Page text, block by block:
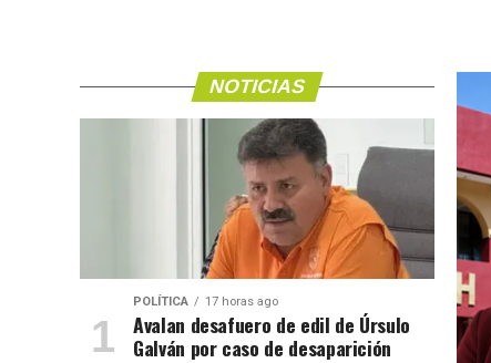
NOTICIAS
POLÍTICA 17 horas ago
Avalan desafuero de edil de Úrsulo
Galván por caso de desaparición